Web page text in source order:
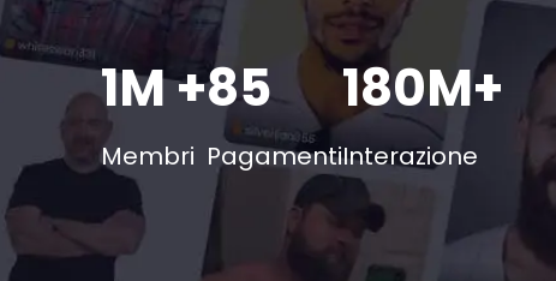
1M +
Membri
85
Pagamenti
180M+
Interazione